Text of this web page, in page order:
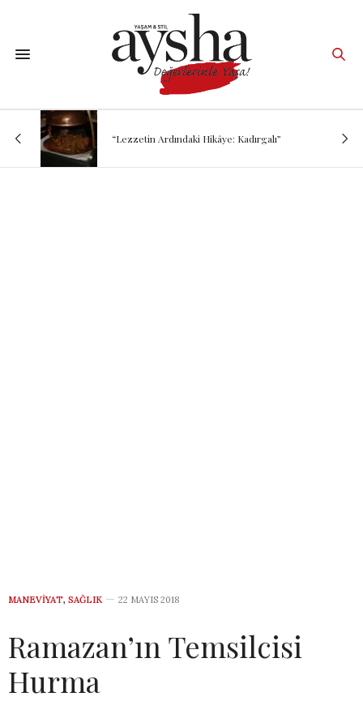
“Lezzetin Ardındaki Hikâye: Kadırgalı”
MANEVIYAT, SAĞLIK 22 MAYIS 2018
Ramazan’ın Temsilcisi
Hurma